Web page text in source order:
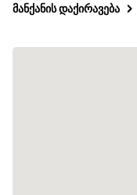
მანქანის დაქირავება